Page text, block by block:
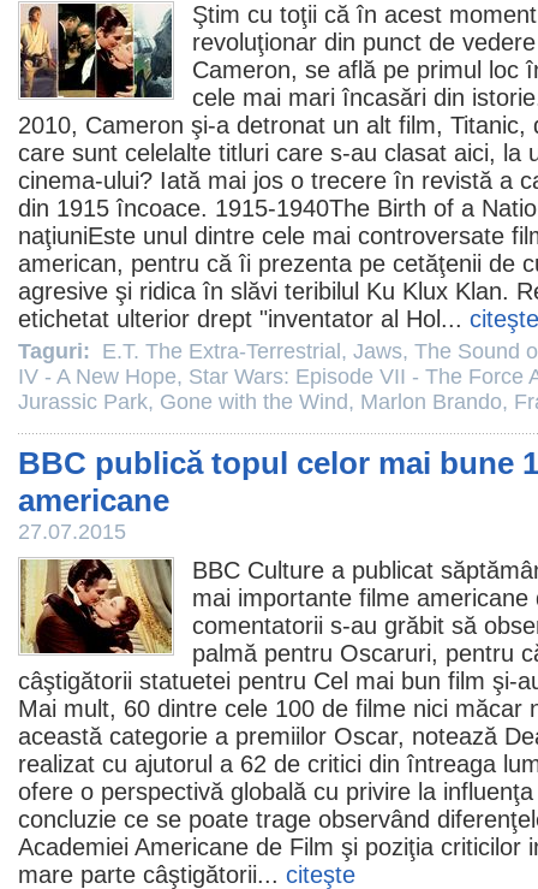
Ştim cu toţii că în acest
revoluţionar din punct de
Cameron, se află pe primul loc
cele mai mari încasări din
2010, Cameron şi-a detronat un alt film, Titanic,
care sunt celelalte titluri care s-au clasat aici, la
cinema-ului? Iată mai jos o trecere în revistă a
din 1915 încoace. 1915-1940The Birth of a
naţiuniEste unul dintre cele mai controversate
american, pentru că îi prezenta pe cetăţenii de
agresive şi ridica în slăvi teribilul Ku Klux Klan.
etichetat ulterior drept "inventator al Hol... citeşte
Taguri: E.T. The Extra-Terrestrial , Jaws, The Sound
IV - A New Hope, Star Wars: Episode VII - The Force
Jurassic Park, Gone with the Wind, Marlon Brando,
BBC publică topul celor mai bune
americane
27.07.2015
BBC Culture a publicat
mai importante filme americane
comentatorii s-au grăbit să
palmă pentru Oscaruri, pentru
câştigătorii statuetei pentru Cel mai bun film şi-
Mai mult, 60 dintre cele 100 de filme nici măcar
această categorie a premiilor Oscar, notează
realizat cu ajutorul a 62 de critici din întreaga
ofere o perspectivă globală cu privire la
concluzie ce se poate trage observând
Academiei Americane de Film şi poziţia criticilor
mare parte câştigătorii... citeşte